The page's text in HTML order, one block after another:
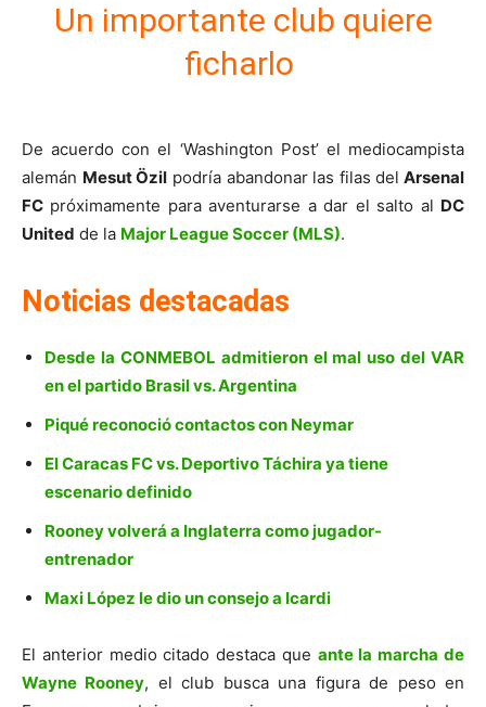
Un importante club quiere
ficharlo
De acuerdo con el ‘Washington Post’ el mediocampista
alemán Mesut Özil podría abandonar las filas del Arsenal
FC próximamente para aventurarse a dar el salto al DC
United de la Major League Soccer (MLS).
Noticias destacadas
Desde la CONMEBOL admitieron el mal uso del VAR
en el partido Brasil vs. Argentina
Piqué reconoció contactos con Neymar
El Caracas FC vs. Deportivo Táchira ya tiene
escenario definido
Rooney volverá a Inglaterra como jugador-
entrenador
Maxi López le dio un consejo a Icardi
El anterior medio citado destaca que ante la marcha de
Wayne Rooney, el club busca una figura de peso en